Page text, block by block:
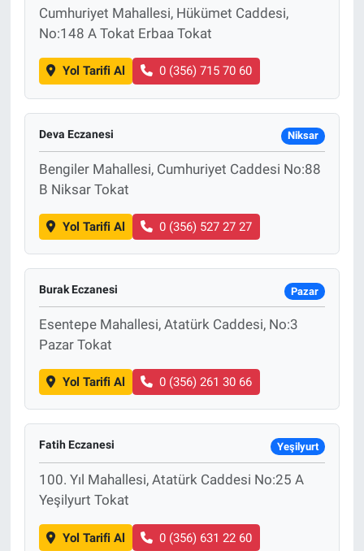
Cumhuriyet Mahallesi, Hükümet Caddesi,
No:148 A Tokat Erbaa Tokat
Yol Tarifi Al 0 (356) 715 70 60
Deva Eczanesi Niksar
Bengiler Mahallesi, Cumhuriyet Caddesi No:88
B Niksar Tokat
Yol Tarifi Al 0 (356) 527 27 27
Burak Eczanesi Pazar
Esentepe Mahallesi, Atatürk Caddesi, No:3
Pazar Tokat
Yol Tarifi Al 0 (356) 261 30 66
Fatih Eczanesi Yeşilyurt
100. Yıl Mahallesi, Atatürk Caddesi No:25 A
Yeşilyurt Tokat
Yol Tarifi Al 0 (356) 631 22 60